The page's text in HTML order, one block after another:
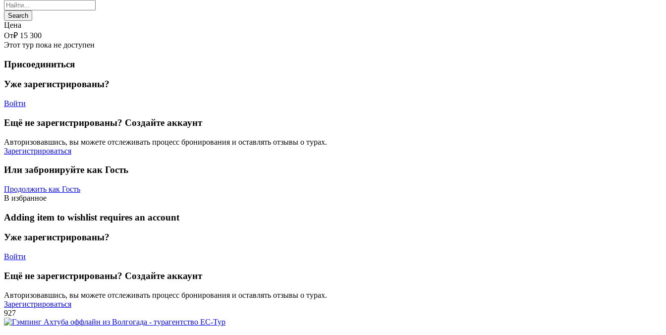
Цена
От₽ 15 300
Этот тур пока не доступен
Присоединиться
Уже зарегистрированы?
Войти
Ещё не зарегистрированы? Создайте аккаунт
Авторизовавшись, вы можете отслеживать процесс бронирования и оставлять отзывы о турах.
Зарегистрироваться
Или забронируйте как Гость
Продолжить как Гость
В избранное
Adding item to wishlist requires an account
Уже зарегистрированы?
Войти
Ещё не зарегистрированы? Создайте аккаунт
Авторизовавшись, вы можете отслеживать процесс бронирования и оставлять отзывы о турах.
Зарегистрироваться
927